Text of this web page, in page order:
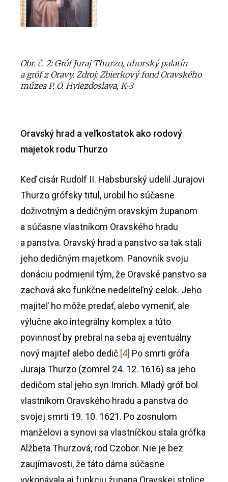
Obr. č. 2: Gróf Juraj Thurzo, uhorský palatín
a gróf z Oravy. Zdroj: Zbierkový fond Oravského
múzea P. O. Hviezdoslava, K-3
Oravský hrad a veľkostatok ako rodový
majetok rodu Thurzo
Keď cisár Rudolf II. Habsburský udelil Jurajovi
Thurzo grófsky titul, urobil ho súčasne
doživotným a dedičným oravským županom
a súčasne vlastníkom Oravského hradu
a panstva. Oravský hrad a panstvo sa tak stali
jeho dedičným majetkom. Panovník svoju
donáciu podmienil tým, že Oravské panstvo sa
zachová ako funkčne nedeliteľný celok. Jeho
majiteľ ho môže predať, alebo vymeniť, ale
výlučne ako integrálny komplex a túto
povinnosť by prebral na seba aj eventuálny
nový majiteľ alebo dedič.[4] Po smrti grófa
Juraja Thurzo (zomrel 24. 12. 1616) sa jeho
dedičom stal jeho syn Imrich. Mladý gróf bol
vlastníkom Oravského hradu a panstva do
svojej smrti 19. 10. 1621. Po zosnulom
manželovi a synovi sa vlastníčkou stala grófka
Alžbeta Thurzová, rod Czobor. Nie je bez
zaujímavosti, že táto dáma súčasne